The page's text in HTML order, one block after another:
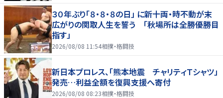
３０年ぶり「８・８・８の日」 に新十両・時不動が末
広がりの関取人生を誓う 「秋場所は全勝優勝目
指す」
2026/08/08 11:54相撲・格闘技
新日本プロレス、「熊本地震 チャリティＴシャツ」
発売…利益全額を復興支援へ寄付
2026/08/08 08:23相撲・格闘技